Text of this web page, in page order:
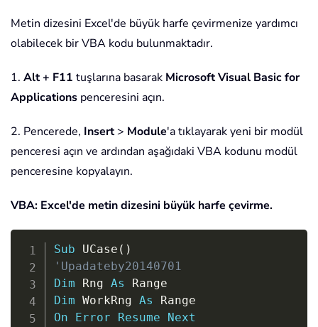
Metin dizesini Excel'de büyük harfe çevirmenize yardımcı
olabilecek bir VBA kodu bulunmaktadır.
1. Alt + F11 tuşlarına basarak Microsoft Visual Basic for
Applications penceresini açın.
2. Pencerede, Insert> Module'a tıklayarak yeni bir modül
penceresi açın ve ardından aşağıdaki VBA kodunu modül
penceresine kopyalayın.
VBA: Excel'de metin dizesini büyük harfe çevirme.
Sub UCase ( )
'Upadateby20140701
Dim Rng As
Dim WorkRng As
On
Error Resume
Next